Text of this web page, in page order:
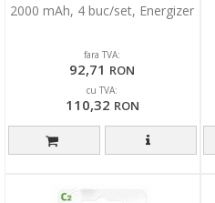
2000 mAh, 4 buc/set, Energizer
fara TVA:
92,71 RON
cu TVA:
110,32 RON